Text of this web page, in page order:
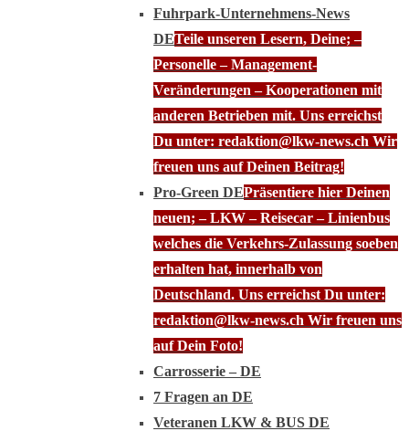
Fuhrpark-Unternehmens-News
DETeile unseren Lesern, Deine; –
Personelle – Management-
Veränderungen – Kooperationen mit
anderen Betrieben mit. Uns erreichst
Du unter: redaktion@lkw-news.ch Wir
freuen uns auf Deinen Beitrag!
Pro-Green DEPräsentiere hier Deinen
neuen; – LKW – Reisecar – Linienbus
welches die Verkehrs-Zulassung soeben
erhalten hat, innerhalb von
Deutschland. Uns erreichst Du unter:
redaktion@lkw-news.ch Wir freuen uns
auf Dein Foto!
Carrosserie – DE
7 Fragen an DE
Veteranen LKW & BUS DE